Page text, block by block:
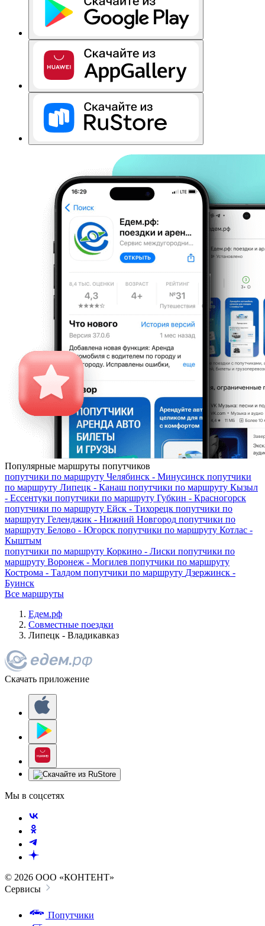
Популярные маршруты попутчиков
попутчики по маршруту Челябинск - Минусинск попутчики
по маршруту Липецк - Канаш попутчики по маршруту Кызыл
- Ессентуки попутчики по маршруту Губкин - Красногорск
попутчики по маршруту Ейск - Тихорецк попутчики по
маршруту Геленджик - Нижний Новгород попутчики по
маршруту Белово - Югорск попутчики по маршруту Котлас -
Кыштым
попутчики по маршруту Коркино - Лиски попутчики по
маршруту Воронеж - Могилев попутчики по маршруту
Кострома - Талдом попутчики по маршруту Дзержинск -
Буинск
Все маршруты
Едем.рф
Совместные поездки
Липецк - Владикавказ
Скачать приложение
Мы в соцсетях
© 2026 ООО «КОНТЕНТ»
Сервисы
Попутчики